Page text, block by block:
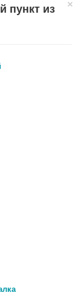
пункт из